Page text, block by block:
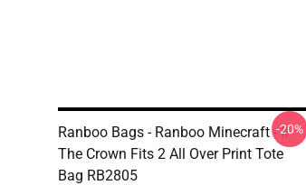
Ranboo Bags - Ranboo Minecraft - If
The Crown Fits 2 All Over Print Tote
Bag RB2805
-20%